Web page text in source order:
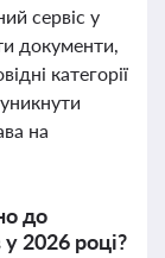
сервіс у
документи,
категорії
на
до
2026 році?